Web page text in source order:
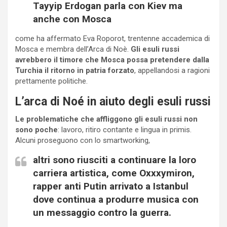
Tayyip Erdogan parla con Kiev ma
anche con Mosca
come ha affermato Eva Roporot, trentenne accademica di
Mosca e membra dell’Arca di Noè. Gli esuli russi
avrebbero il timore che Mosca possa pretendere dalla
Turchia il ritorno in patria forzato, appellandosi a ragioni
prettamente politiche.
L’arca di Noé in aiuto degli esuli russi
Le problematiche che affliggono gli esuli russi non
sono poche: lavoro, ritiro contante e lingua in primis.
Alcuni proseguono con lo smartworking,
altri sono riusciti a continuare la loro
carriera artistica, come Oxxxymiron,
rapper anti Putin arrivato a Istanbul
dove continua a produrre musica con
un messaggio contro la guerra.